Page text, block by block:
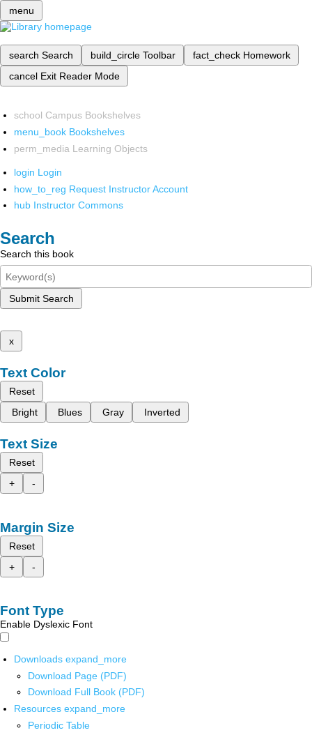
menu
search Search build_circle Toolbar fact_check Homework
cancel Exit Reader Mode
school Campus Bookshelves
menu_book Bookshelves
perm_media Learning Objects
login Login
how_to_reg Request Instructor Account
hub Instructor Commons
Search
Search this book
Submit Search
x
Text Color
Reset
Bright
Blues Gray Inverted
Text Size
Reset
+
-
Margin Size
Reset
+
-
Font Type
Enable Dyslexic Font
Downloads expand_more
Download Page (PDF)
Download Full Book (PDF)
Resources expand_more
Periodic Table